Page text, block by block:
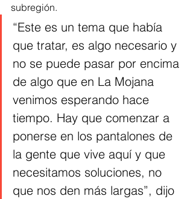
subregión.
“Este es un tema que había
que tratar, es algo necesario y
no se puede pasar por encima
de algo que en La Mojana
venimos esperando hace
tiempo. Hay que comenzar a
ponerse en los pantalones de
la gente que vive aquí y que
necesitamos soluciones, no
que nos den más largas”, dijo